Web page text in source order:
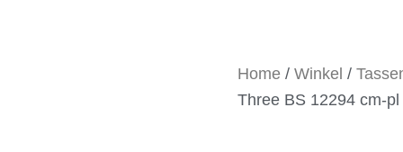
Home / Winkel /
Three BS 12294 cm-pl